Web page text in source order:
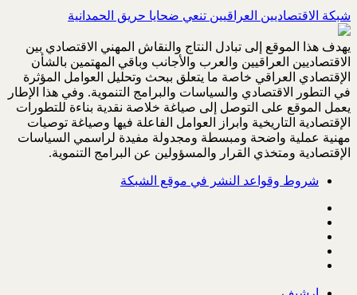
شبكة الاقتصاديين العراقيين تنعي ضحايا حريق الحمدانية
يهدف هذا الموقع إلى تبادل النتاج والنقاش المهني الاقتصادي بين
الاقتصاديين العراقيين والعرب والأجانب وباقي المهتمين بالشأن
الإقتصادي العراقي خاصة ما يتعلق ببحث وتحليل العوامل المؤثرة
في التطور الاقتصادي والسياسات والبرامج التنموية. وفي هذا الإطار
يعمل الموقع على التوصل إلى صياغة خلاصة نقدية بناءة للتطورات
الإقتصادية التاريخية وابراز العوامل الفاعلة فيها وصياغة توصيات
مهنية عملية واضحة ومبسطة ومجدولة مفيدة لراسمي السياسات
الإقتصادية ومتخذي القرار والمسؤولين عن البرامج التنموية.
شروط وقواعد النشر في موقع الشبكة